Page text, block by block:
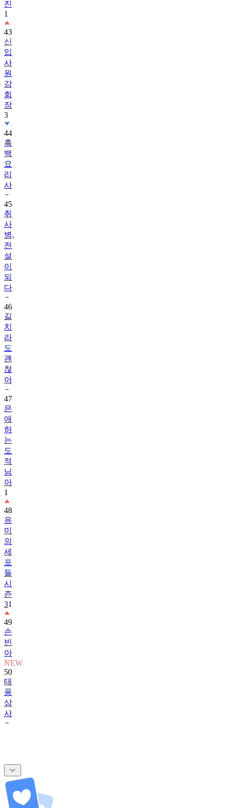
진
1
43
신
입
사
원
강
회
장
3
44
흑
백
요
리
사
45
취
사
병,
전
설
이
되
다
46
길
치
라
도
괜
찮
아
47
은
애
하
는
도
적
님
아
1
48
유
미
의
세
포
들
시
즌
31
49
손
빈
아
NEW
50
태
풍
상
사